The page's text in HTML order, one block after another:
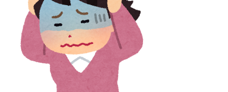
▶
大地震が起きても手術をやり遂げる日本の医療チーム、
海外でも凄すぎると絶賛
▶
【夏の風物詩】「うるさい」で消える?“盆踊り”存続の
危機 会場数は20年で半減 騒音対策で“サイレント盆
ダンス”も
ぺこぱ松蔭寺「みんな右とか左とか拘りすぎ。思想関係